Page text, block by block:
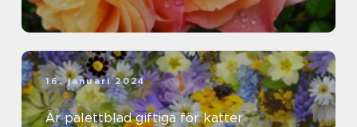
16. januari 2024
Är palettblad giftiga för katter